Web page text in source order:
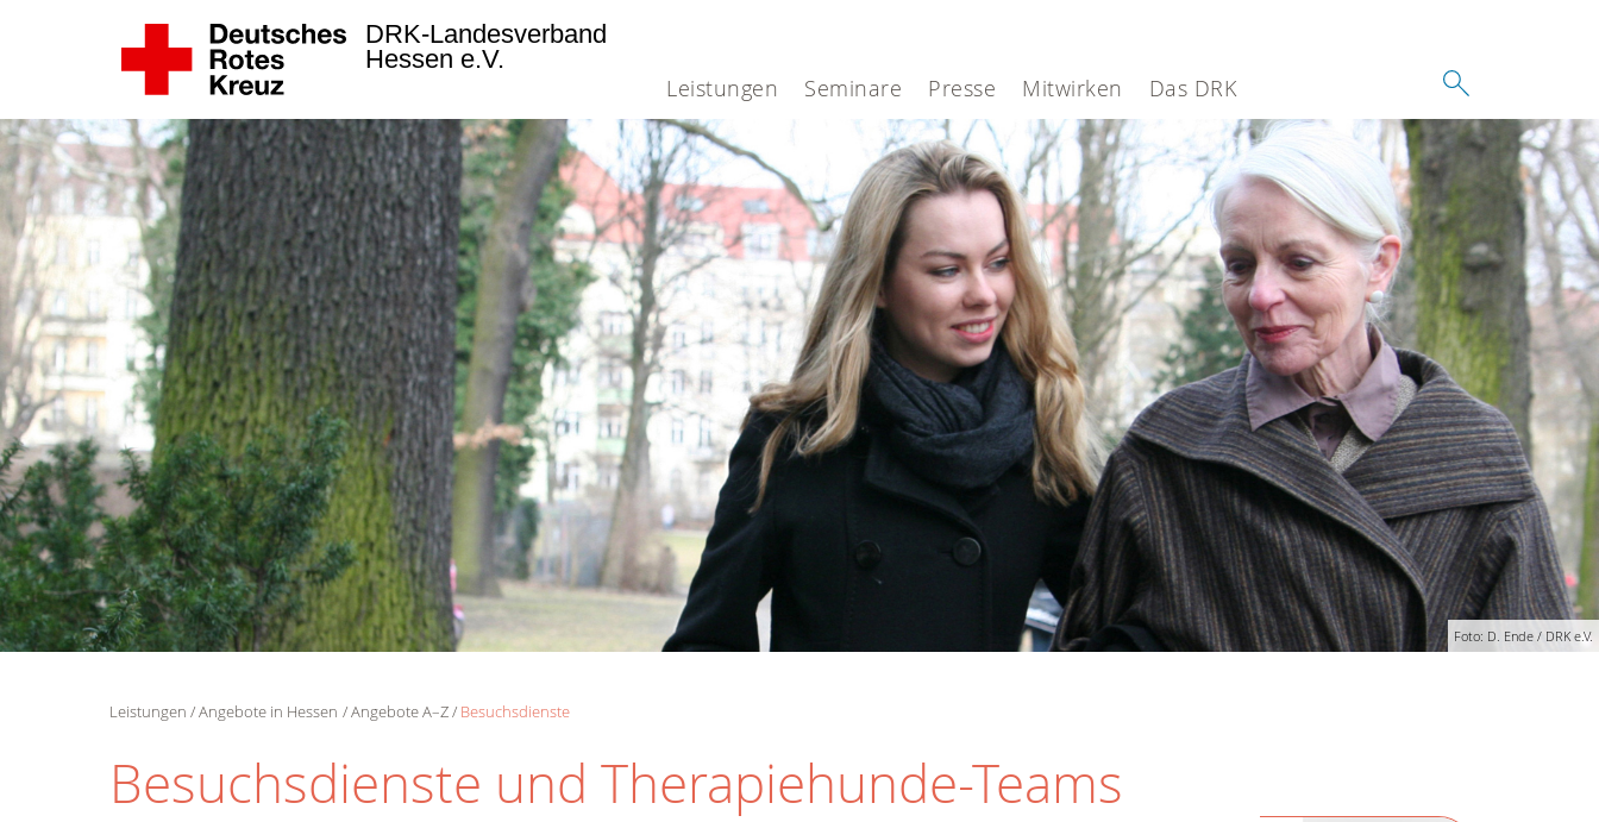
Leistungen Seminare Presse Mitwirken Das DRK
DRK-Landesverband
Hessen e.V.
Foto: D. Ende / DRK e.V.
Leistungen Angebote in Hessen Angebote A–Z Besuchsdienste
Besuchsdienste und Therapiehunde-Teams